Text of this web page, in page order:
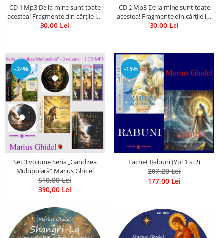
Literatura
Psihologie
Stiinta
CD 1 Mp3 De la mine sunt toate
acestea! Fragmente din cărțile lui
Marius Ghidel
30,00 Lei
CD 2 Mp3 De la mine sunt toate
acestea! Fragmente din cărțile lui
Marius Ghidel
30,00 Lei
-24%
Set 3 volume Seria „Gandirea
Multipolară” Marius Ghidel
510,00 Lei
390,00 Lei
-15%
Pachet Rabuni (Vol 1 si 2)
207,20 Lei
177,00 Lei